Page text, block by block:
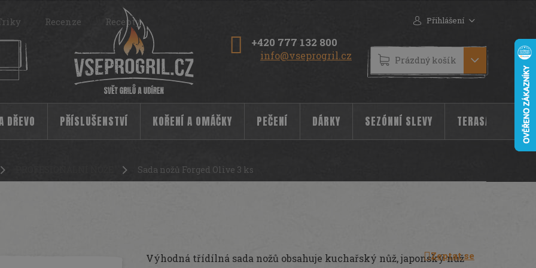
+420 777 132 800
info@vseprogril.cz
Recenze Recepty Přihlášení
NÁKUPNÍ
KOŠÍK
Prázdný košík
DŘEVO PŘÍSLUŠENSTVÍ KOŘENÍ A OMÁČKY PEČENÍ DÁRKY SEZÓNNÍ SLEVY TERASA
Sada nožů Forged Olive 3 ks
Výhodná třídílná sada nožů obsahuje kuchařský nůž, japonský nůž
Zeptat se